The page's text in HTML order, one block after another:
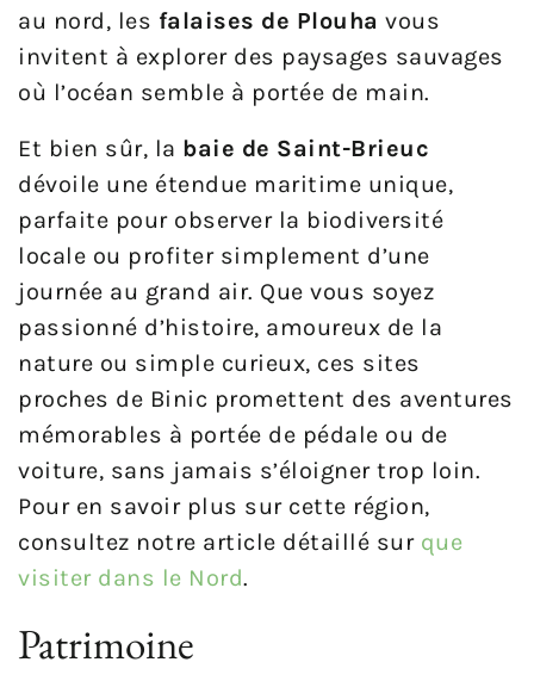
au nord, les falaises de Plouha vous
invitent à explorer des paysages sauvages
où l’océan semble à portée de main.
Et bien sûr, la baie de Saint-Brieuc
dévoile une étendue maritime unique,
parfaite pour observer la biodiversité
locale ou profiter simplement d’une
journée au grand air. Que vous soyez
passionné d’histoire, amoureux de la
nature ou simple curieux, ces sites
proches de Binic promettent des aventures
mémorables à portée de pédale ou de
voiture, sans jamais s’éloigner trop loin.
Pour en savoir plus sur cette région,
consultez notre article détaillé sur que
visiter dans le Nord.
Patrimoine